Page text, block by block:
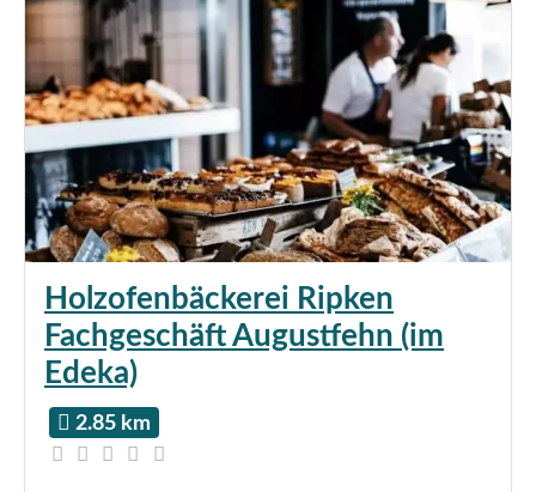
Holzofenbäckerei Ripken
Fachgeschäft Augustfehn (im
Edeka)
2.85 km